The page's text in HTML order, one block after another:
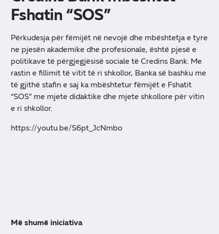
Fshatin “SOS”
Përkudesja për fëmijët në nevojë dhe mbështetja e tyre
ne pjesën akademike dhe profesionale, është pjesë e
politikave të përgjegjësisë sociale të Credins Bank. Me
rastin e fillimit të vitit të ri shkollor, Banka së bashku me
të gjithë stafin e saj ka mbështetur fëmijët e Fshatit
“SOS” me mjete didaktike dhe mjete shkollore për vitin
e ri shkollor.
https://youtu.be/S6pt_JcNmbo
Më shumë iniciativa